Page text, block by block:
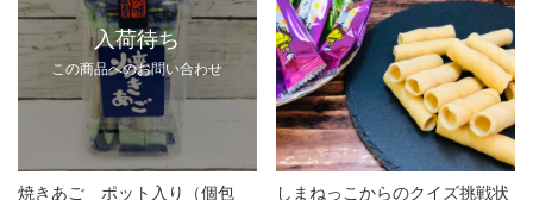
入荷待ち
この商品へのお問い合わせ
焼きあご ポット入り（個包
しまねっこからのクイズ挑戦状